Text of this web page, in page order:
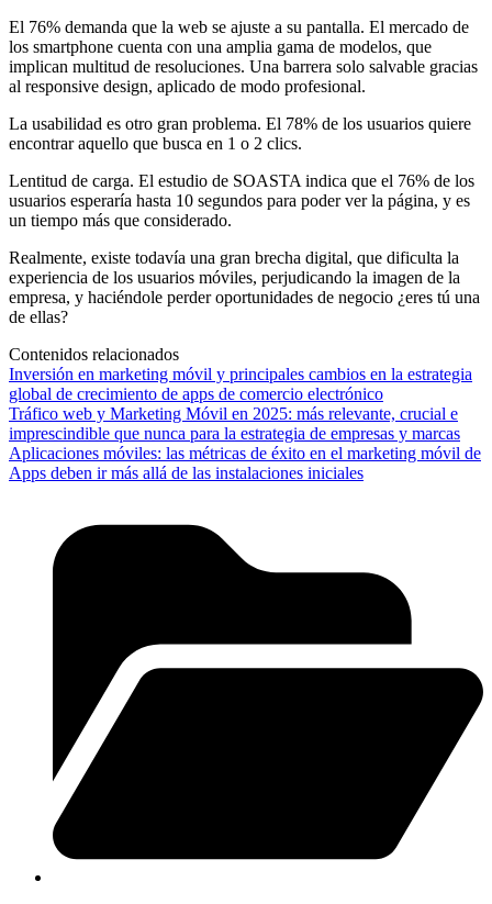
El 76% demanda que la web se ajuste a su pantalla. El mercado de
los smartphone cuenta con una amplia gama de modelos, que
implican multitud de resoluciones. Una barrera solo salvable gracias
al responsive design, aplicado de modo profesional.
La usabilidad es otro gran problema. El 78% de los usuarios quiere
encontrar aquello que busca en 1 o 2 clics.
Lentitud de carga. El estudio de SOASTA indica que el 76% de los
usuarios esperaría hasta 10 segundos para poder ver la página, y es
un tiempo más que considerado.
Realmente, existe todavía una gran brecha digital, que dificulta la
experiencia de los usuarios móviles, perjudicando la imagen de la
empresa, y haciéndole perder oportunidades de negocio ¿eres tú una
de ellas?
Contenidos relacionados
Inversión en marketing móvil y principales cambios en la estrategia
global de crecimiento de apps de comercio electrónico
Tráfico web y Marketing Móvil en 2025: más relevante, crucial e
imprescindible que nunca para la estrategia de empresas y marcas
Aplicaciones móviles: las métricas de éxito en el marketing móvil de
Apps deben ir más allá de las instalaciones iniciales